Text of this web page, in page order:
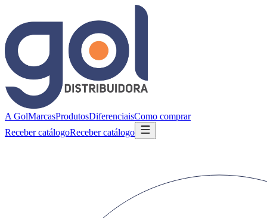
A GolMarcasProdutosDiferenciaisComo comprar
Receber catálogoReceber catálogo